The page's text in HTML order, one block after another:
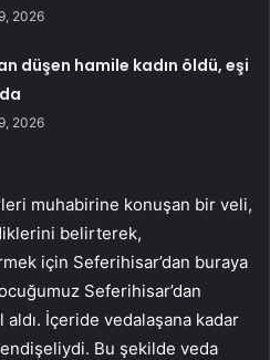
2026
düşen hamile kadın öldü, eşi
2026
muhabirine konuşan bir veli,
belirterek,
için Seferihisar’dan buraya
Seferihisar’dan
İçeride vedalaşana kadar
Bu şekilde veda